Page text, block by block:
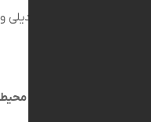
صنایع تبدیلی و
حفظ محیط زیست و